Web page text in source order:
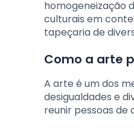
homogeneização
culturais em
tapeçaria de
Como a arte
A arte é um dos
desigualdades e
reunir pessoas